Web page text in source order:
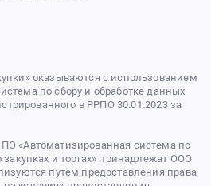
оказываются с использованием
по сбору и обработке данных
в РРПО 30.01.2023 за
«Автоматизированная система по
закупках и торгах» принадлежат ООО
путём предоставления права